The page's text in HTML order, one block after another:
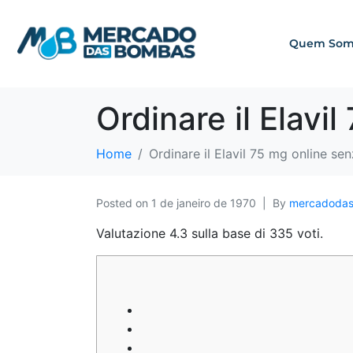
Quem
Ordinare il
Home Ordinare il Elavil 75 mg online
Posted on 1 de janeiro de 1970 By
Valutazione 4.3 sulla base di 335 voti.